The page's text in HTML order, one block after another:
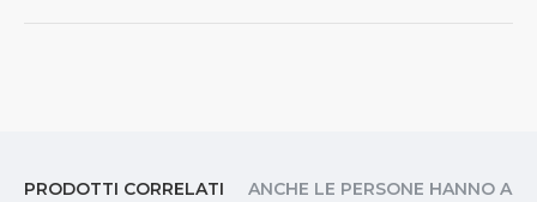
PRODOTTI CORRELATI ANCHE LE PERSONE HANNO